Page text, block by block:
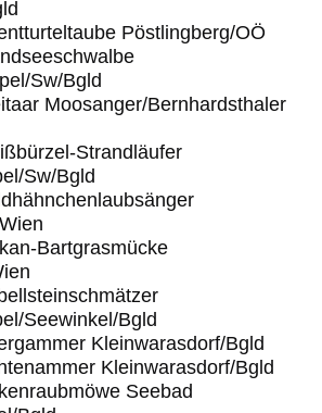
Pöstlingberg/OÖ
Sw/Bgld
Moosanger/Bernhardsthaler
Strandläufer
Sw/Bgld
Bartgrasmücke
Seewinkel/Bgld
Kleinwarasdorf/Bgld
Kleinwarasdorf/Bgld
Seebad